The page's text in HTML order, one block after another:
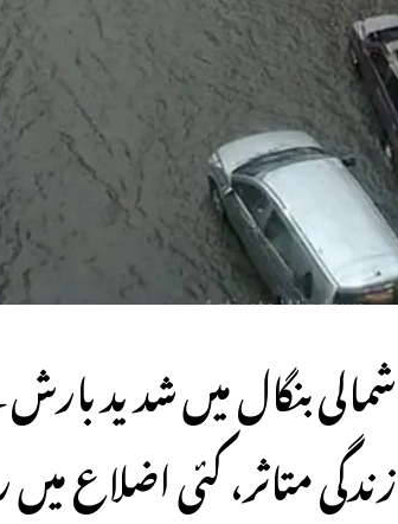
شمالی بنگال میں شدید
زندگی متاثر، کئی اضلاع